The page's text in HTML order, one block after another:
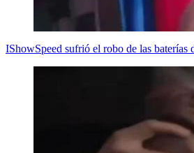
IShowSpeed sufrió el robo de las baterías